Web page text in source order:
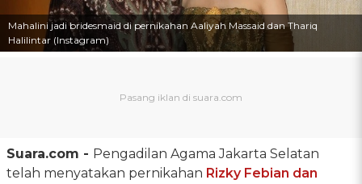
Mahalini jadi bridesmaid di pernikahan Aaliyah Massaid dan Thariq
Halilintar (Instagram)
Suara.com - Pengadilan Agama Jakarta Selatan
telah menyatakan pernikahan Rizky Febian dan